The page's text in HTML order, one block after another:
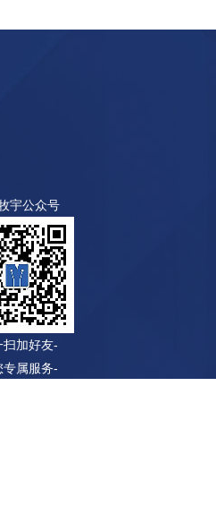
宇公众号
扫加好友-
专属服务-